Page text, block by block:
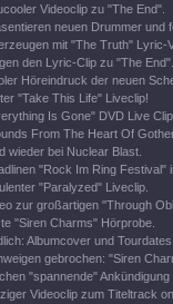
Videoclip zu "The End".
neuen Drummer und
mit "The Truth" Lyric-
den Lyric-Clip zu "The End".
Höreindruck der neuen
"Take This Life" Liveclip!
Is Gone" DVD Live
From The Heart Of
wieder bei Nuclear Blast.
"Rock Im Ring Festival"
"Paralyzed" Liveclip.
zur großartigen "Through
"Siren Charms" Hörprobe.
Albumcover und
gebrochen: "Siren
"spannende"
Videoclip zum Titeltrack